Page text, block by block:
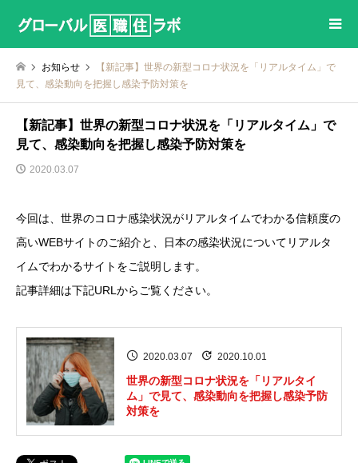
お知らせ
【新記事】世界の新型コロナ状況を「リアルタイム」で
見て、感染動向を把握し感染予防対策を
【新記事】世界の新型コロナ状況を「リアルタイム」で
見て、感染動向を把握し感染予防対策を
2020.03.07
今回は、世界のコロナ感染状況がリアルタイムでわかる信頼度の
高いWEBサイトのご紹介と、日本の感染状況についてリアルタ
イムでわかるサイトをご説明します。
記事詳細は下記URLからご覧ください。
2020.03.07 2020.10.01
世界の新型コロナ状況を「リアルタイ
ム」で見て、感染動向を把握し感染予防
対策を